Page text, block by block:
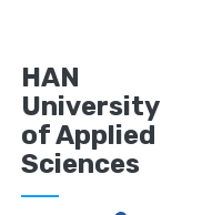
HAN
University
of Applied
Sciences